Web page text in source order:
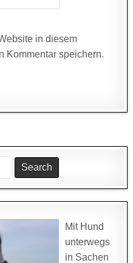
in diesem
Kommentar speichern.
Mit Hund
unterwegs
in Sachen